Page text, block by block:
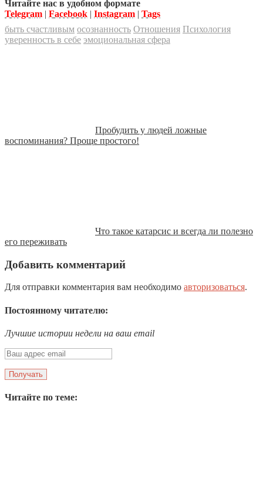
Читайте нас в удобном формате
Telegram | Facebook | Instagram | Tags
быть счастливым осознанность Отношения Психология
уверенность в себе эмоциональная сфера
Пробудить у людей ложные
воспоминания? Проще простого!
Что такое катарсис и всегда ли полезно
его переживать
Добавить комментарий
Для отправки комментария вам необходимо авторизоваться.
Постоянному читателю:
Лучшие истории недели на ваш email
Читайте по теме: